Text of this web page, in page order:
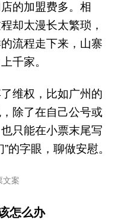
的加盟费多。相
却太漫长太繁琐，
流程走下来，山寨
千家。
维权，比如广州的
除了在自己公号或
只能在小票末尾写
的字眼，聊做安慰。
文案
怎么办